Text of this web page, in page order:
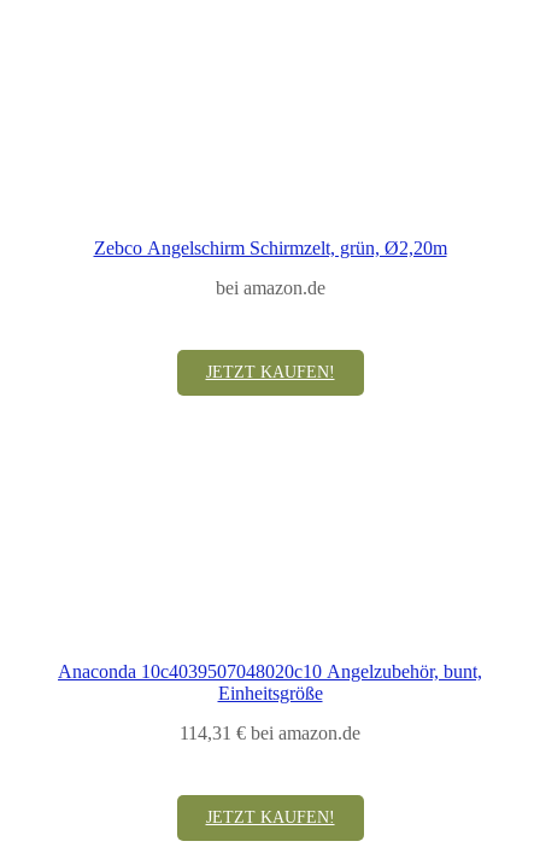
Zebco Angelschirm Schirmzelt, grün, Ø2,20m
bei amazon.de
JETZT KAUFEN!
Anaconda 10c4039507048020c10 Angelzubehör, bunt,
Einheitsgröße
114,31 € bei amazon.de
JETZT KAUFEN!